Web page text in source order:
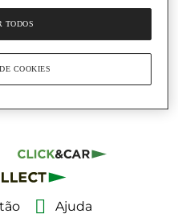
Ajuda
TODOS
COOKIES